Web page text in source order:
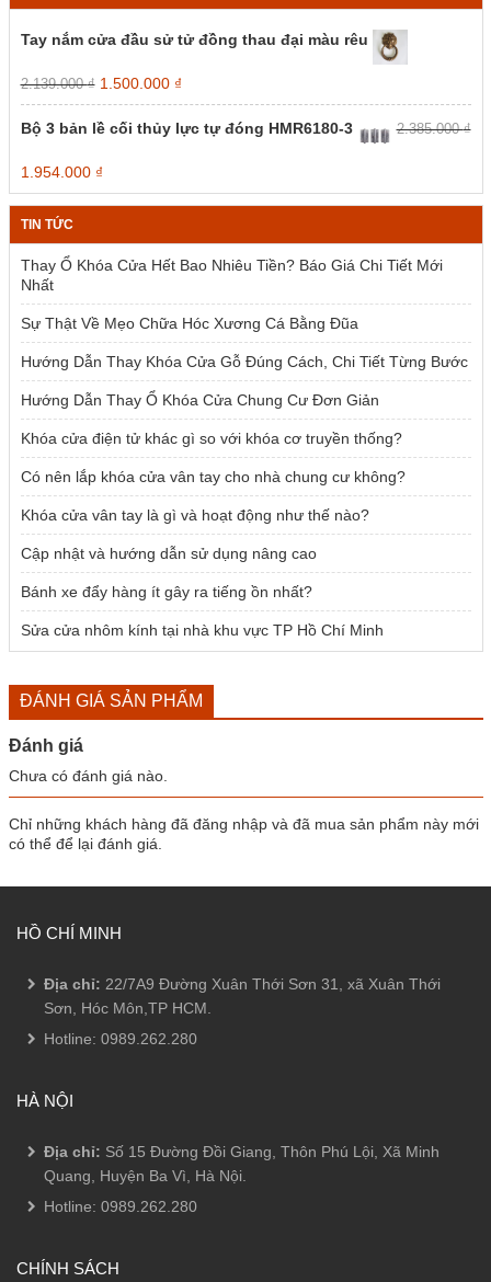
Tay nắm cửa đầu sử tử đồng thau đại màu rêu
2.139.000₫ Giá
gốc
là:
2.139.000 ₫.
1.500.000 ₫Giá
hiện
là:
Bộ 3 bản lề cối thủy lực tự đóng HMR6180-3 2.385.000₫
Giá
gốc
là:
2.385.000 ₫.
1.954.000 ₫Giá
hiện
tại
1.954.000 ₫.
TIN TỨC
Thay Ổ Khóa Cửa Hết Bao Nhiêu Tiền? Báo Giá Chi Tiết Mới
Nhất
Sự Thật Về Mẹo Chữa Hóc Xương Cá Bằng Đũa
Hướng Dẫn Thay Khóa Cửa Gỗ Đúng Cách, Chi Tiết Từng Bước
Hướng Dẫn Thay Ổ Khóa Cửa Chung Cư Đơn Giản
Khóa cửa điện tử khác gì so với khóa cơ truyền thống?
Có nên lắp khóa cửa vân tay cho nhà chung cư không?
Khóa cửa vân tay là gì và hoạt động như thế nào?
Cập nhật và hướng dẫn sử dụng nâng cao
Bánh xe đẩy hàng ít gây ra tiếng ồn nhất?
Sửa cửa nhôm kính tại nhà khu vực TP Hồ Chí Minh
ĐÁNH GIÁ SẢN PHẨM
Đánh giá
Chưa có đánh giá nào.
Chỉ những khách hàng đã đăng nhập và đã mua sản phẩm này mới
có thể để lại đánh giá.
HỒ CHÍ MINH
Địa chỉ: 22/7A9 Đường Xuân Thới Sơn 31, xã Xuân Thới
Sơn, Hóc Môn,TP HCM.
Hotline: 0989.262.280
HÀ NỘI
Địa chỉ: Số 15 Đường Đồi Giang, Thôn Phú Lội, Xã Minh
Quang, Huyện Ba Vì, Hà Nội.
Hotline: 0989.262.280
CHÍNH SÁCH